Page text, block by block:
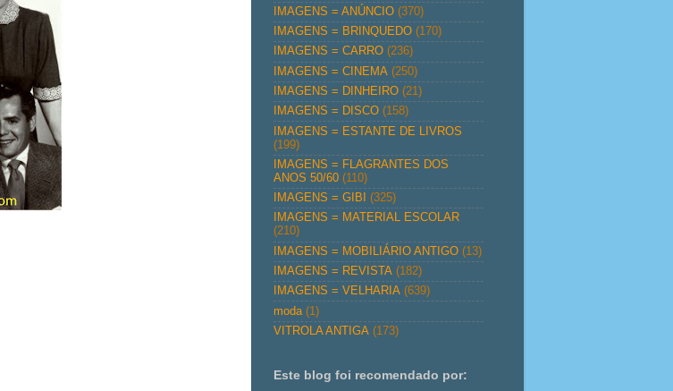
IMAGENS = ANÚNCIO (370)
IMAGENS = BRINQUEDO (170)
IMAGENS = CARRO (236)
IMAGENS = CINEMA (250)
IMAGENS = DINHEIRO (21)
IMAGENS = DISCO (158)
IMAGENS = ESTANTE DE LIVROS
(199)
IMAGENS = FLAGRANTES DOS
ANOS 50/60 (110)
IMAGENS = GIBI
(325)
IMAGENS = MATERIAL ESCOLAR
(210)
IMAGENS = MOBILIÁRIO ANTIGO (13)
IMAGENS = REVISTA (182)
IMAGENS = VELHARIA (639)
moda (1)
VITROLA ANTIGA (173)
Este blog foi recomendado por: